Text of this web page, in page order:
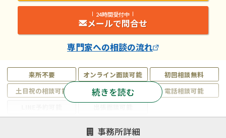
来所不要 オンライン面談可能
初回相談無料
土日祝の相談可能
19時以降電話可能
電話相談可能
続きを読む
24時間受付中
メールで問合せ
専門家への相談の流れ
事務所詳細